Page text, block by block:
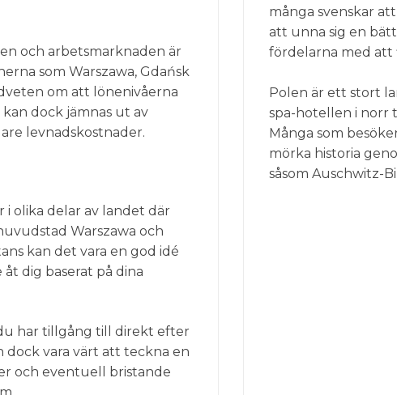
och arbetsmarknaden är
som Warszawa, Gdańsk
om att lönenivåerna
dock jämnas ut av
levnadskostnader.
i olika delar av landet där
Warszawa och
kan det vara en god idé
dig baserat på dina
har tillgång till direkt efter
dock vara värt att teckna en
och eventuell bristande
många svenskar
att unna sig en
fördelarna med att
Polen är ett stort
spa-hotellen i norr
Många som
mörka historia
såsom Auschwitz-